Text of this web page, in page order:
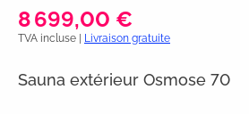
8 699,00 €
TVA incluse | Livraison gratuite
Sauna extérieur Osmose 70